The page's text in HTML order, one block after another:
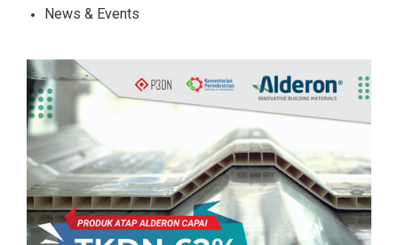
News & Events